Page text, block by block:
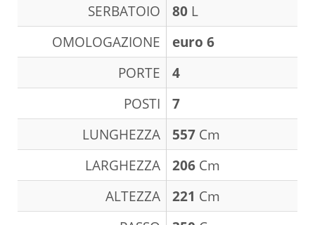
SERBATOIO
80 L
OMOLOGAZIONE
euro 6
PORTE
4
POSTI
7
LUNGHEZZA
557 Cm
LARGHEZZA
206 Cm
ALTEZZA
221 Cm